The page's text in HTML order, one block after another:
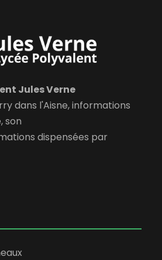
Jules Verne
dans l'Aisne, informations
son
dispensées par